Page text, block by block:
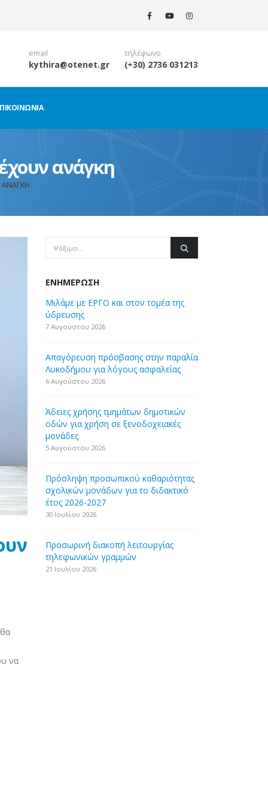
email
kythira@otenet.gr
τηλέφωνο
(+30) 2736 031213
ανάγκη
ΑΝΆΓΚΗ
να
ΕΝΗΜΈΡΩΣΗ
Μιλάμε με ΕΡΓΟ και στον τομέα της
ύδρευσης
7 Αυγούστου 2026
Απαγόρευση πρόσβασης στην παραλία
Λυκοδήμου για λόγους ασφαλείας
6 Αυγούστου 2026
Άδειες χρήσης τμημάτων δημοτικών
οδών για χρήση σε ξενοδοχειακές
μονάδες
5 Αυγούστου 2026
Πρόσληψη προσωπικού καθαριότητας
σχολικών μονάδων για το διδακτικό
έτος 2026-2027
30 Ιουλίου 2026
Προσωρινή διακοπή λειτουργίας
τηλεφωνικών γραμμών
21 Ιουλίου 2026